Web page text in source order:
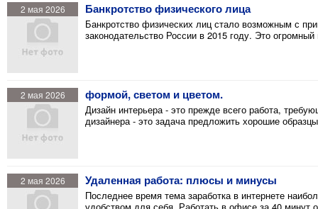
2 мая 2026 Банкротство физического лица
Банкротство физических лиц стало возможным с
законодательство России в 2015 году. Это
2 мая 2026 формой, светом и цветом.
Дизайн интерьера - это прежде всего работа,
дизайнера - это задача предложить хорошие
2 мая 2026 Удаленная работа: плюсы и минусы
Последнее время тема заработка в интернете